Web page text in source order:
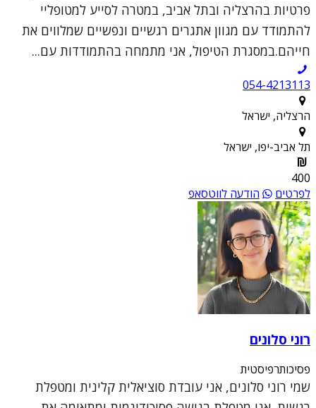
פרטיות בהרצליה ובתל אביב, במטרה לסייע למטופליי
להתמודד עם מגוון אתגרים רגשיים ונפשיים שמלווים את
חייהם.במסגרת הטיפול, אני מתמחה בהתמודדות עם...
054-4213113
הרצליה, ישראל
תל אביב-יפו, ישראל
400
לפרטים
הודעה לווטסאפ
רוני סלונים
פסיכותרפיסטית
שמי רוני סלונים, אני עובדת סוציאלית קלינית ומטפלת